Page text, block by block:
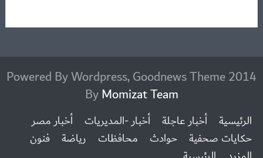
2014 Powered By Wordpress, Goodnews Theme
ByMomizat Team
الرئيسية أخبار عاجلة أخبار -المديريات
أخبار مصر
حكايات صحفية
حوادث محافظات رياضة
فنون